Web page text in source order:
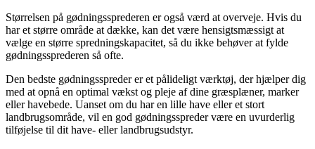
Størrelsen på gødningssprederen er også værd at overveje. Hvis du
har et større område at dække, kan det være hensigtsmæssigt at
vælge en større spredningskapacitet, så du ikke behøver at fylde
gødningssprederen så ofte.
Den bedste gødningsspreder er et pålideligt værktøj, der hjælper dig
med at opnå en optimal vækst og pleje af dine græsplæner, marker
eller havebede. Uanset om du har en lille have eller et stort
landbrugsområde, vil en god gødningsspreder være en uvurderlig
tilføjelse til dit have- eller landbrugsudstyr.